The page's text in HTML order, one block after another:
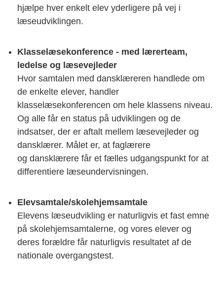
hjælpe hver enkelt elev yderligere på vej i
læseudviklingen.
Klasselæsekonference - med lærerteam,
ledelse og læsevejleder
Hvor samtalen med dansklæreren handlede om
de enkelte elever, handler
klasselæsekonferencen om hele klassens niveau.
Og alle får en status på udviklingen og de
indsatser, der er aftalt mellem læsevejleder og
dansklærer. Målet er, at faglærere
og dansklærere får et fælles udgangspunkt for at
differentiere læseundervisningen.
Elevsamtale/skolehjemsamtale
Elevens læseudvikling er naturligvis et fast emne
på skolehjemsamtalerne, og vores elever og
deres forældre får naturligvis resultatet af de
nationale overgangstest.